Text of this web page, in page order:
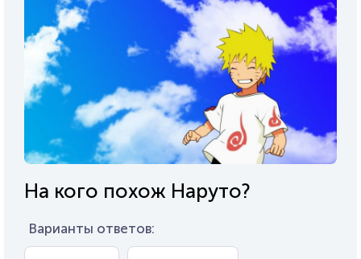
На кого похож Наруто?
Варианты ответов: